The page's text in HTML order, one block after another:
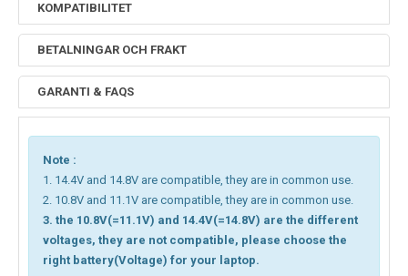
KOMPATIBILITET
BETALNINGAR OCH FRAKT
GARANTI & FAQS
Note :
1. 14.4V and 14.8V are compatible, they are in common use.
2. 10.8V and 11.1V are compatible, they are in common use.
3. the 10.8V(=11.1V) and 14.4V(=14.8V) are the different
voltages, they are not compatible, please choose the
right battery(Voltage) for your laptop.